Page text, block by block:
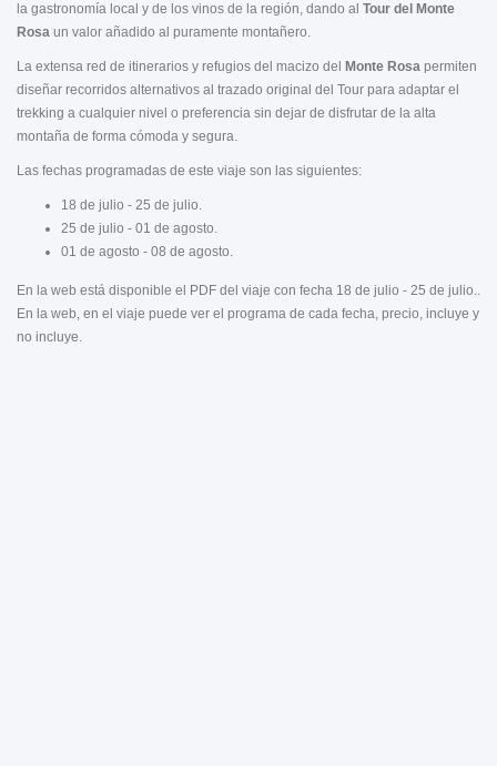
la gastronomía local y de los vinos de la región, dando al Tour del Monte
Rosa un valor añadido al puramente montañero.
La extensa red de itinerarios y refugios del macizo del Monte Rosa permiten
diseñar recorridos alternativos al trazado original del Tour para adaptar el
trekking a cualquier nivel o preferencia sin dejar de disfrutar de la alta
montaña de forma cómoda y segura.
Las fechas programadas de este viaje son las siguientes:
18 de julio - 25 de julio.
25 de julio - 01 de agosto.
01 de agosto - 08 de agosto.
En la web está disponible el PDF del viaje con fecha 18 de julio - 25 de julio..
En la web, en el viaje puede ver el programa de cada fecha, precio, incluye y
no incluye.